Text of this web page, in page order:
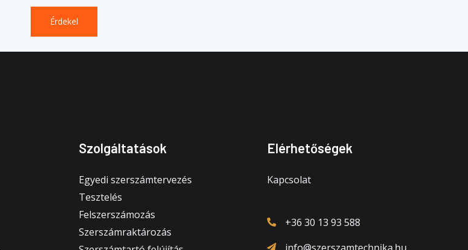
Érdekel
Szolgáltatások
Egyedi szerszámtervezés
Tesztelés
Felszerszámozás
Szerszámraktározás
Elérhetőségek
Kapcsolat
+36 30 13 93 588
info@szerszamtechnika.hu